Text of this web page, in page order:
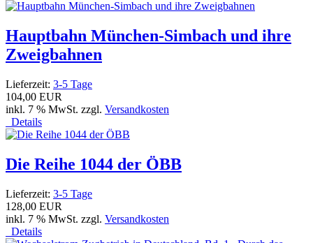
Hauptbahn München-Simbach und ihre
Zweigbahnen
Lieferzeit: 3-5 Tage
104,00 EUR
inkl. 7 % MwSt. zzgl. Versandkosten
Details
Die Reihe 1044 der ÖBB
Lieferzeit: 3-5 Tage
128,00 EUR
inkl. 7 % MwSt. zzgl. Versandkosten
Details